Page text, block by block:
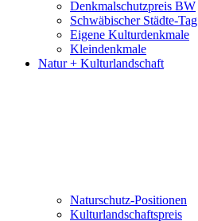
Denkmalschutzpreis BW
Schwäbischer Städte-Tag
Eigene Kulturdenkmale
Kleindenkmale
Natur + Kulturlandschaft
Naturschutz-Positionen
Kulturlandschaftspreis